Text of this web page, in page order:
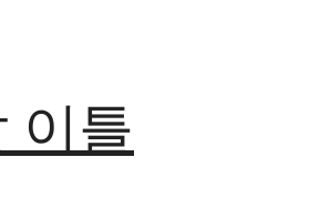
이틀